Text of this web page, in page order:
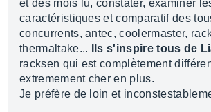
et des mois lu, constater, examiner
caractéristiques et comparatif des
concurrents, antec, coolermaster,
thermaltake...
Ils s'inspire tous de
racksen qui est complètement
extremement cher en plus.
Je préfère de loin et